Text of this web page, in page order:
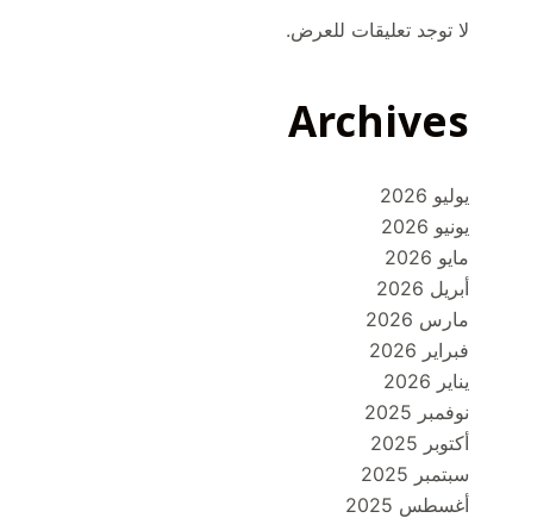
لا توجد تعليقات للعرض.
Archives
يوليو 2026
يونيو 2026
مايو 2026
أبريل 2026
مارس 2026
فبراير 2026
يناير 2026
نوفمبر 2025
أكتوبر 2025
سبتمبر 2025
أغسطس 2025